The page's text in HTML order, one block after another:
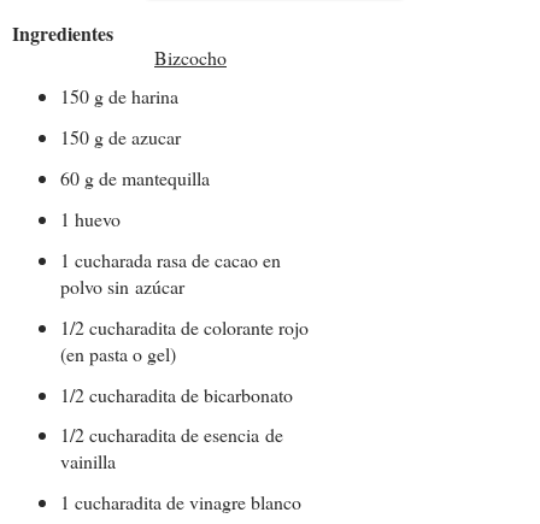
Ingredientes
Bizcocho
150 g de harina
150 g de azucar
60 g de mantequilla
1 huevo
1 cucharada rasa de cacao en
polvo sin azúcar
1/2 cucharadita de colorante rojo
(en pasta o gel)
1/2 cucharadita de bicarbonato
1/2 cucharadita de esencia de
vainilla
1 cucharadita de vinagre blanco